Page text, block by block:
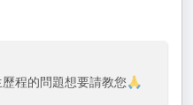
程的問題想要請教您🙏